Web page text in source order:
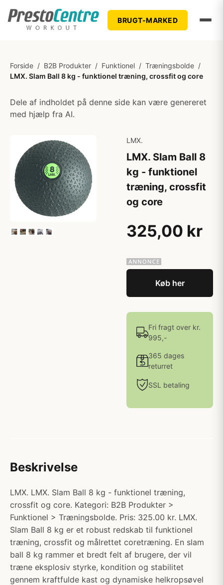
BRUGT-MARKED
Forside / B2B Produkter / Funktionel / Træningsbolde /
LMX. Slam Ball 8 kg - funktionel træning, crossfit og core
Dele af indholdet på denne side kan være genereret
med hjælp fra AI.
LMX.
LMX. Slam Ball 8
kg - funktionel
træning, crossfit
og core
325,00 kr
Køb her
Fri fragt over kr.
995,-
365 dages
returret
SSL betaling
Beskrivelse
LMX. LMX. Slam Ball 8 kg - funktionel træning,
crossfit og core. Kategori: B2B Produkter >
Funktionel > Træningsbolde. Pris: 325.00 kr. LMX.
Slam Ball 8 kg er et robust redskab til funktionel
træning, crossfit og målrettet coretræning. En slam
ball 8 kg rammer et bredt felt af brugere, der vil
træne eksplosiv styrke, kondition og stabilitet
gennem kraftfulde kast og dynamiske helkropsøvel